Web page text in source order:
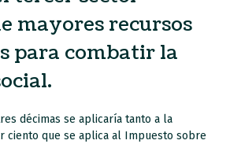
mayores recursos
para combatir la
décimas se aplicaría tanto a la
ciento que se aplica al Impuesto sobre